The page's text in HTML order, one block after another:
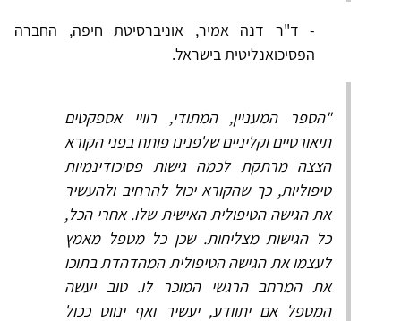
- ד"ר דנה אמיר, אוניברסיטת חיפה, החברה
הפסיכואנליטית בישראל.
"הספר המעניין, המתודי, רוויי אספקטים
תיאורטיים וקליניים שלפנינו פותח בפני הקורא
הצצה מרתקת לכמה גישות פסיכודינמיות
טיפוליות, כך שהקורא יכול להרחיב ולהעשיר
את הגישה הטיפולית האישית שלו. אחרי הכל,
כל הגישות מצליחות. שכן כל מטפל מאמץ
לעצמו את הגישה הטיפולית המהדהדת בתוכו
את המרחב הרגשי המוכר לו. טוב יעשה
המטפל אם יתוודע, יעשיר ואף ינווט ככול